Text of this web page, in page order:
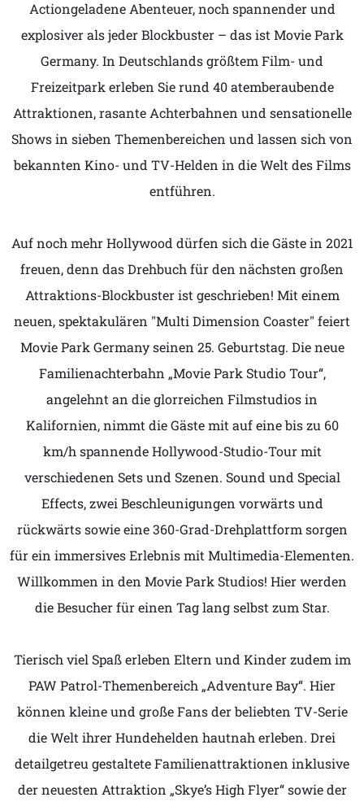
Actiongeladene Abenteuer, noch spannender und
explosiver als jeder Blockbuster – das ist Movie Park
Germany. In Deutschlands größtem Film- und
Freizeitpark erleben Sie rund 40 atemberaubende
Attraktionen, rasante Achterbahnen und sensationelle
Shows in sieben Themenbereichen und lassen sich von
bekannten Kino- und TV-Helden in die Welt des Films
entführen.
Auf noch mehr Hollywood dürfen sich die Gäste in 2021
freuen, denn das Drehbuch für den nächsten großen
Attraktions-Blockbuster ist geschrieben! Mit einem
neuen, spektakulären "Multi Dimension Coaster" feiert
Movie Park Germany seinen 25. Geburtstag. Die neue
Familienachterbahn „Movie Park Studio Tour“,
angelehnt an die glorreichen Filmstudios in
Kalifornien, nimmt die Gäste mit auf eine bis zu 60
km/h spannende Hollywood-Studio-Tour mit
verschiedenen Sets und Szenen. Sound und Special
Effects, zwei Beschleunigungen vorwärts und
rückwärts sowie eine 360-Grad-Drehplattform sorgen
für ein immersives Erlebnis mit Multimedia-Elementen.
Willkommen in den Movie Park Studios! Hier werden
die Besucher für einen Tag lang selbst zum Star.
Tierisch viel Spaß erleben Eltern und Kinder zudem im
PAW Patrol-Themenbereich „Adventure Bay“. Hier
können kleine und große Fans der beliebten TV-Serie
die Welt ihrer Hundehelden hautnah erleben. Drei
detailgetreu gestaltete Familienattraktionen inklusive
der neuesten Attraktion „Skye’s High Flyer“ sowie der